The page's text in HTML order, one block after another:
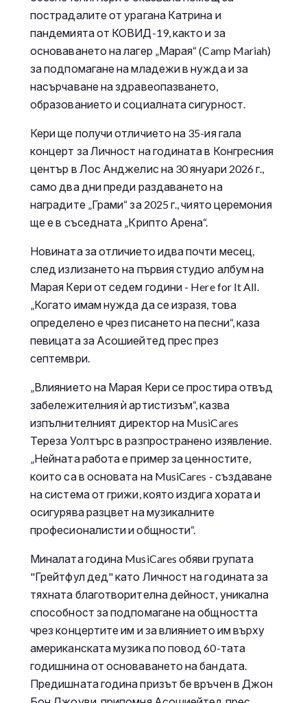
пострадалите от урагана Катрина и
пандемията от КОВИД-19, както и за
основаването на лагер „Марая“ (Camp Mariah)
за подпомагане на младежи в нужда и за
насърчаване на здравеопазването,
образованието и социалната сигурност.
Кери ще получи отличието на 35-ия гала
концерт за Личност на годината в Конгресния
център в Лос Анджелис на 30 януари 2026 г.,
само два дни преди раздаването на
наградите „Грами“ за 2025 г., чиято церемония
ще е в съседната „Крипто Арена“.
Новината за отличието идва почти месец,
след излизането на първия студио албум на
Марая Кери от седем години - Here for It All.
„Когато имам нужда да се изразя, това
определено е чрез писането на песни“, каза
певицата за Асошиейтед прес през
септември.
„Влиянието на Марая Кери се простира отвъд
забележителния ѝ артистизъм“, казва
изпълнителният директор на MusiCares
Тереза Уолтърс в разпространено изявление.
„Нейната работа е пример за ценностите,
които са в основата на MusiCares - създаване
на система от грижи, която издига хората и
осигурява разцвет на музикалните
професионалисти и общности“.
Миналата година MusiCares обяви групата
"Грейтфул дед" като Личност на годината за
тяхната благотворителна дейност, уникална
способност за подпомагане на общността
чрез концертите им и за влиянието им върху
американската музика по повод 60-тата
годишнина от основаването на бандата.
Предишната година призът бе връчен в Джон